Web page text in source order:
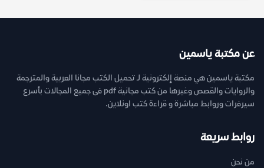
عن مكتبة ياسمين
مكتبة ياسمين هي منصة إلكترونية لـ تحميل الكتب مجانا العربية والمترجمة
والروايات والقصص وغيرها من كتب مجانية pdf فى جميع المجالات بأسرع
سيرفرات وروابط مباشرة و قراءة كتب اونلاين.
روابط سريعة
من نحن